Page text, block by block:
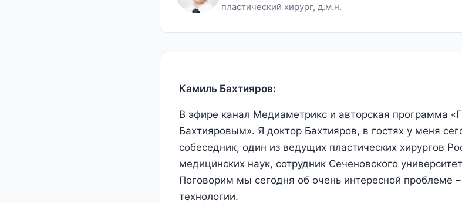
пластический хирург, д.м.н.
Камиль Бахтияров:
В эфире канал Медиаметрикс и авторская программа
Бахтияровым». Я доктор Бахтияров, в гостях у меня
собеседник, один из ведущих пластических хирургов
медицинских наук, сотрудник Сеченовского
Поговорим мы сегодня об очень интересной проблеме
технологии.